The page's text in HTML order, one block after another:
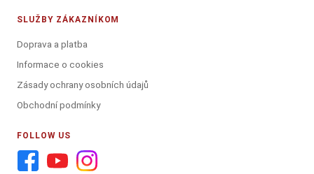
SLUŽBY ZÁKAZNÍKOM
Doprava a platba
Informace o cookies
Zásady ochrany osobních údajů
Obchodní podmínky
FOLLOW US